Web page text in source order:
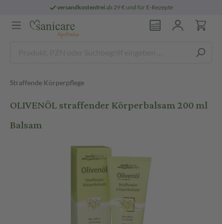
versandkostenfreiab 29 € und für E-Rezepte
Straffende Körperpflege
OLIVENÖL straffender Körperbalsam 200 ml
Balsam